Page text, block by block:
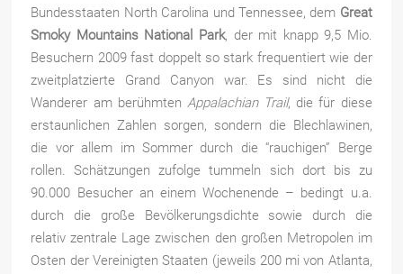
Bundesstaaten North Carolina und Tennessee, dem Great
Smoky Mountains National Park, der mit knapp 9,5 Mio.
Besuchern 2009 fast doppelt so stark frequentiert wie der
zweitplatzierte Grand Canyon war. Es sind nicht die
Wanderer am berühmten Appalachian Trail, die für diese
erstaunlichen Zahlen sorgen, sondern die Blechlawinen,
die vor allem im Sommer durch die “rauchigen” Berge
rollen. Schätzungen zufolge tummeln sich dort bis zu
90.000 Besucher an einem Wochenende – bedingt u.a.
durch die große Bevölkerungsdichte sowie durch die
relativ zentrale Lage zwischen den großen Metropolen im
Osten der Vereinigten Staaten (jeweils 200 mi von Atlanta,